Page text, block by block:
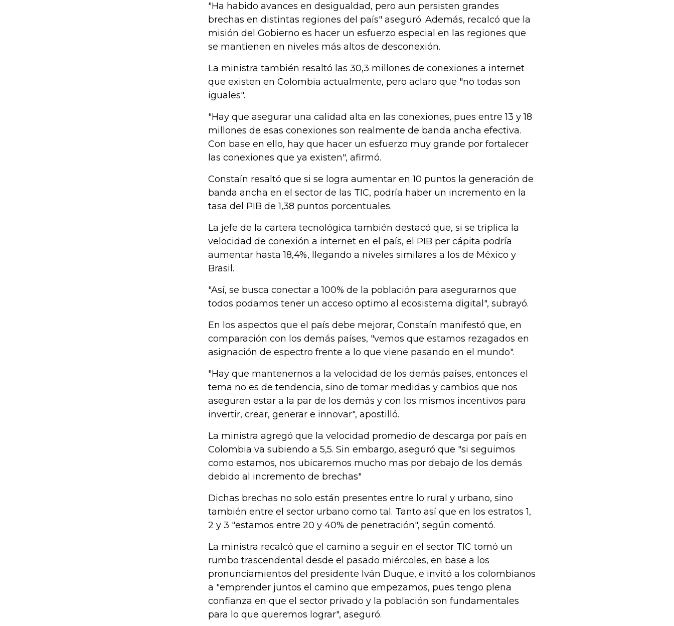
"Ha habido avances en desigualdad, pero aun persisten grandes
brechas en distintas regiones del país" aseguró. Además, recalcó que la
misión del Gobierno es hacer un esfuerzo especial en las regiones que
se mantienen en niveles más altos de desconexión.
La ministra también resaltó las 30,3 millones de conexiones a internet
que existen en Colombia actualmente, pero aclaro que "no todas son
iguales".
"Hay que asegurar una calidad alta en las conexiones, pues entre 13 y 18
millones de esas conexiones son realmente de banda ancha efectiva.
Con base en ello, hay que hacer un esfuerzo muy grande por fortalecer
las conexiones que ya existen", afirmó.
Constaín resaltó que si se logra aumentar en 10 puntos la generación de
banda ancha en el sector de las TIC, podría haber un incremento en la
tasa del PIB de 1,38 puntos porcentuales.
La jefe de la cartera tecnológica también destacó que, si se triplica la
velocidad de conexión a internet en el país, el PIB per cápita podría
aumentar hasta 18,4%, llegando a niveles similares a los de México y
Brasil.
"Así, se busca conectar a 100% de la población para asegurarnos que
todos podamos tener un acceso optimo al ecosistema digital", subrayó.
En los aspectos que el país debe mejorar, Constaín manifestó que, en
comparación con los demás países, "vemos que estamos rezagados en
asignación de espectro frente a lo que viene pasando en el mundo".
"Hay que mantenernos a la velocidad de los demás países, entonces el
tema no es de tendencia, sino de tomar medidas y cambios que nos
aseguren estar a la par de los demás y con los mismos incentivos para
invertir, crear, generar e innovar", apostilló.
La ministra agregó que la velocidad promedio de descarga por país en
Colombia va subiendo a 5,5. Sin embargo, aseguró que "si seguimos
como estamos, nos ubicaremos mucho mas por debajo de los demás
debido al incremento de brechas"
Dichas brechas no solo están presentes entre lo rural y urbano, sino
también entre el sector urbano como tal. Tanto así que en los estratos 1,
2 y 3 "estamos entre 20 y 40% de penetración", según comentó.
La ministra recalcó que el camino a seguir en el sector TIC tomó un
rumbo trascendental desde el pasado miércoles, en base a los
pronunciamientos del presidente Iván Duque, e invitó a los colombianos
a "emprender juntos el camino que empezamos, pues tengo plena
confianza en que el sector privado y la población son fundamentales
para lo que queremos lograr", aseguró.